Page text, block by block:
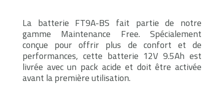
La batterie FT9A-BS fait partie de notre
gamme Maintenance Free. Spécialement
conçue pour offrir plus de confort et de
performances, cette batterie 12V 9.5Ah est
livrée avec un pack acide et doit être activée
avant la première utilisation.